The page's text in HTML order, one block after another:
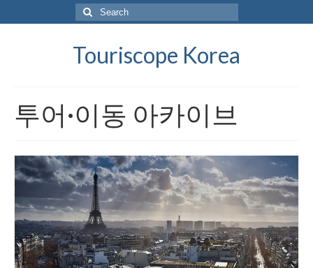
Search
for:
Touriscope Korea
투어·이동 아카이브